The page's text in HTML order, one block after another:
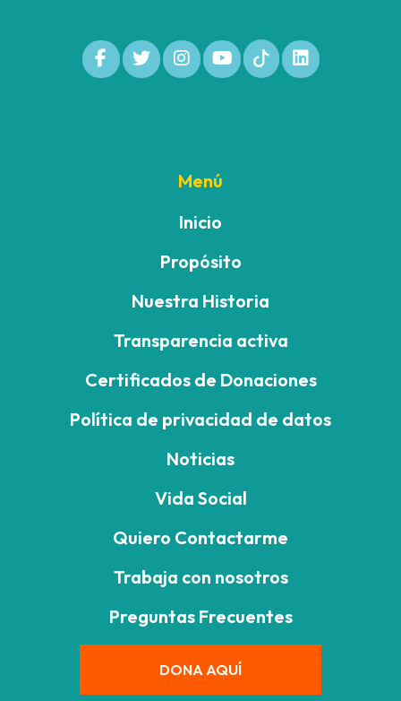
Menú
Inicio
Propósito
Nuestra Historia
Transparencia activa
Certificados de Donaciones
Política de privacidad de datos
Noticias
Vida Social
Quiero Contactarme
Trabaja con nosotros
Preguntas Frecuentes
DONA AQUÍ